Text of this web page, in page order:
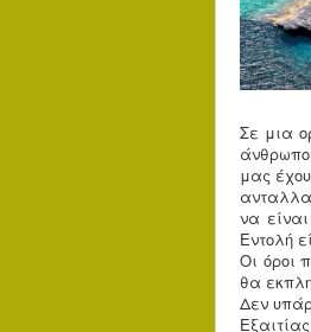
Σε μια
μας
να
Εντολή
Οι όροι
θα
Δεν